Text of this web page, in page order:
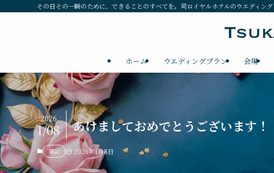
その日その一瞬のために、できることのすべてを。司ロイヤルホテルのウエディング
ホーム ウエディングプラン 会場
あけましておめでとうございます！
2026
1/08
雑記 2026年1月8日